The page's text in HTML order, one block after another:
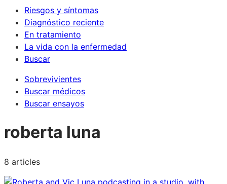
Riesgos y síntomas
Diagnóstico reciente
En tratamiento
La vida con la enfermedad
Buscar
Sobrevivientes
Buscar médicos
Buscar ensayos
roberta luna
8 articles